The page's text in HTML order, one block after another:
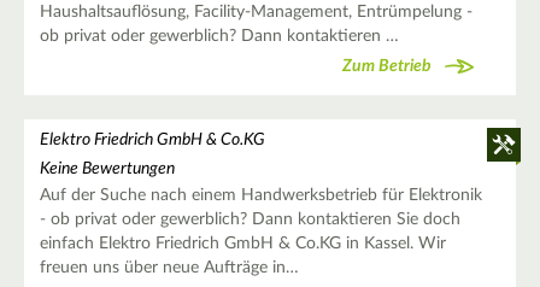
Haushaltsauflösung, Facility-Management, Entrümpelung -
ob privat oder gewerblich? Dann kontaktieren …
Zum Betrieb
Elektro Friedrich GmbH & Co.KG
Keine Bewertungen
Auf der Suche nach einem Handwerksbetrieb für Elektronik
- ob privat oder gewerblich? Dann kontaktieren Sie doch
einfach Elektro Friedrich GmbH & Co.KG in Kassel. Wir
freuen uns über neue Aufträge in…